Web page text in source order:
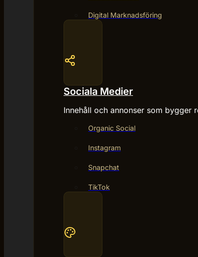
Digital Marknadsföring
Sociala Medier
Innehåll och annonser som bygger
Organic Social
Instagram
Snapchat
TikTok